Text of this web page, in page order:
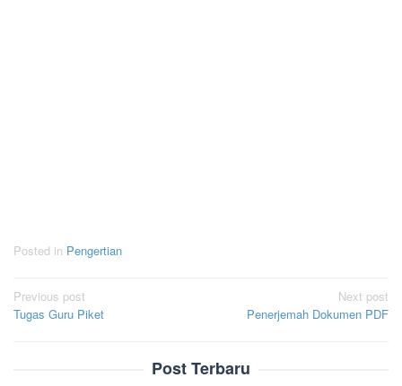
Posted in Pengertian
Post
navigation
Previous post
Tugas Guru Piket
Next post
Penerjemah Dokumen PDF
Post Terbaru